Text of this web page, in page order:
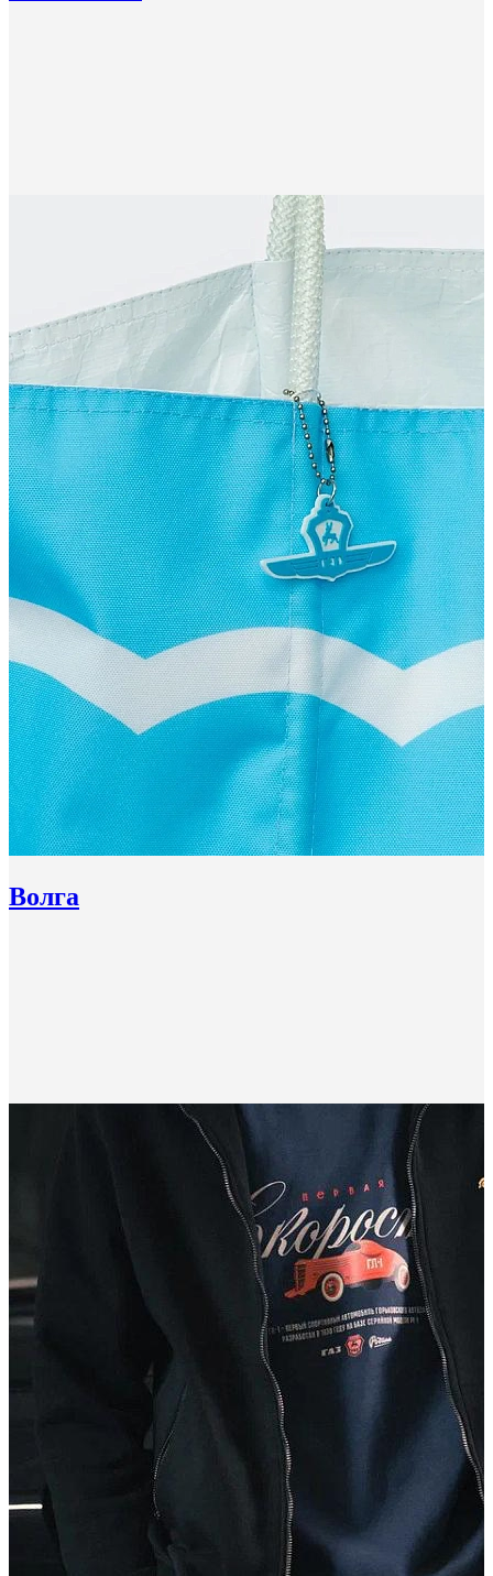
Волга